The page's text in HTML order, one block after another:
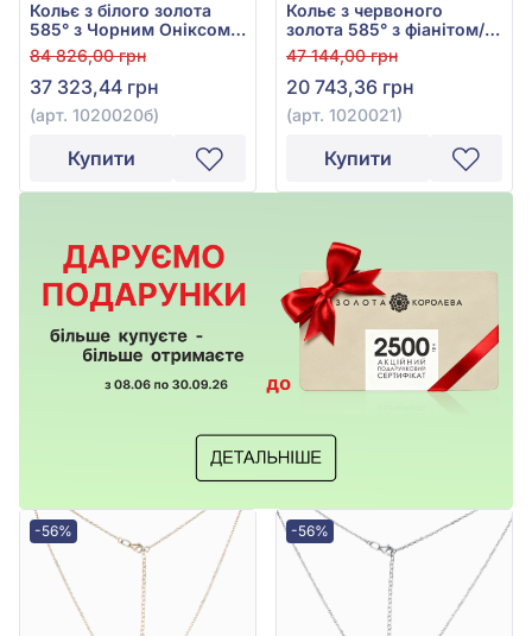
Кольє з білого золота
585° з Чорним Оніксом,
арт. 1020020б
84 826,00 грн
37 323,44 грн
(арт. 1020020б)
Купити
Кольє з червоного
золота 585° з фіанітом/
куб.цирконієм, арт.
1020021
47 144,00 грн
20 743,36 грн
(арт. 1020021)
Купити
-56% -56%